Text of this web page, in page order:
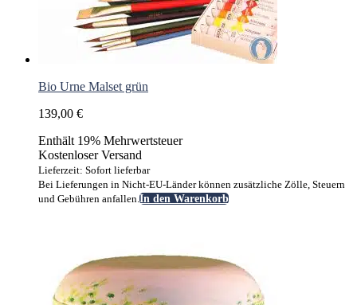
Bio Urne Malset grün
139,00 €
Enthält 19% Mehrwertsteuer
Kostenloser Versand
Lieferzeit: Sofort lieferbar
Bei Lieferungen in Nicht-EU-Länder können zusätzliche Zölle, Steuern
und Gebühren anfallen.In den Warenkorb